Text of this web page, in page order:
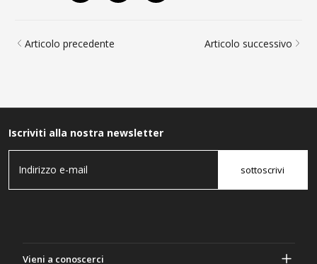
Articolo precedente Articolo successivo
Iscriviti alla nostra newsletter
sottoscrivi
Vieni a conoscerci